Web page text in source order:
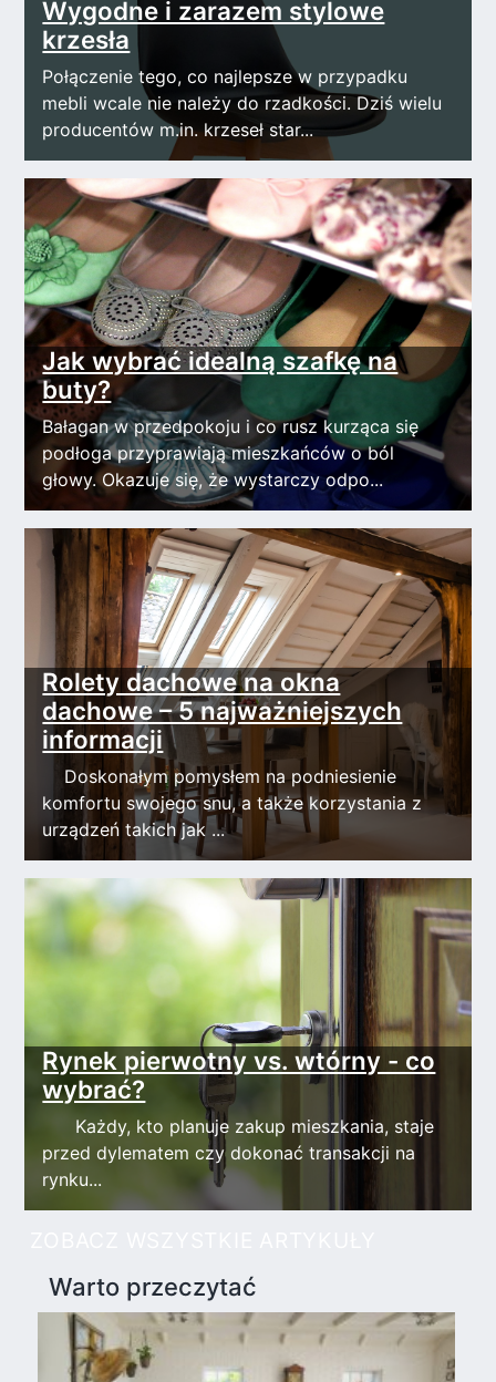
Wygodne i zarazem stylowe
krzesła
Połączenie tego, co najlepsze w przypadku
mebli wcale nie należy do rzadkości. Dziś wielu
producentów m.in. krzeseł star...
Jak wybrać idealną szafkę na
buty?
Bałagan w przedpokoju i co rusz kurząca się
podłoga przyprawiają mieszkańców o ból
głowy. Okazuje się, że wystarczy odpo...
Rolety dachowe na okna
dachowe – 5 najważniejszych
informacji
Doskonałym pomysłem na podniesienie
komfortu swojego snu, a także korzystania z
urządzeń takich jak ...
Rynek pierwotny vs. wtórny - co
wybrać?
Każdy, kto planuje zakup mieszkania, staje
przed dylematem czy dokonać transakcji na
rynku...
Warto przeczytać